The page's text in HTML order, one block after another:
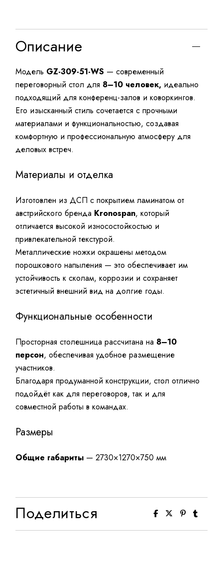
Описание
Модель GZ-309-51-WS — современный
переговорный стол для 8–10 человек, идеально
подходящий для конференц-залов и коворкингов.
Его изысканный стиль сочетается с прочными
материалами и функциональностью, создавая
комфортную и профессиональную атмосферу для
деловых встреч.
Материалы и отделка
Изготовлен из ДСП с покрытием ламинатом от
австрийского бренда Kronospan, который
отличается высокой износостойкостью и
привлекательной текстурой.
Металлические ножки окрашены методом
порошкового напыления — это обеспечивает им
устойчивость к сколам, коррозии и сохраняет
эстетичный внешний вид на долгие годы.
Функциональные особенности
Просторная столешница рассчитана на 8–10
персон, обеспечивая удобное размещение
участников.
Благодаря продуманной конструкции, стол отлично
подойдёт как для переговоров, так и для
совместной работы в командах.
Размеры
Общие габариты — 2730×1270×750 мм
Поделиться